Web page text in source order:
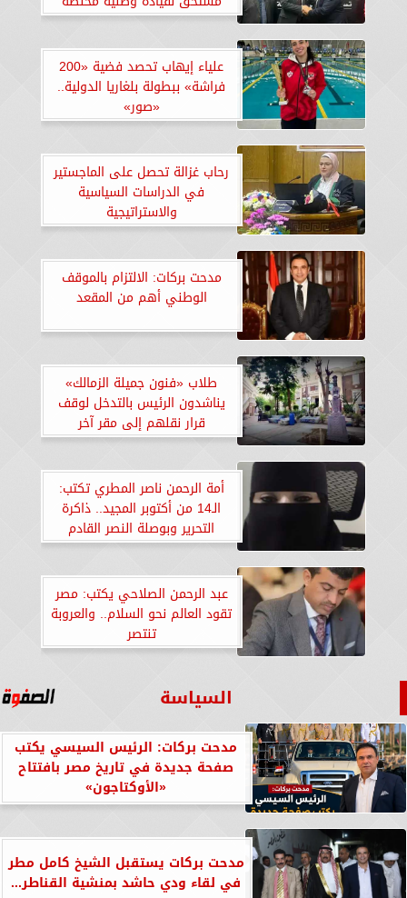
علياء إيهاب تحصد فضية «200
فراشة» ببطولة بلغاريا الدولية..
«صور»
رحاب غزالة تحصل على الماجستير
في الدراسات السياسية
والاستراتيجية
مدحت بركات: الالتزام بالموقف
الوطني أهم من المقعد
طلاب «فنون جميلة الزمالك»
يناشدون الرئيس بالتدخل لوقف
قرار نقلهم إلى مقر آخر
أمة الرحمن ناصر المطري تكتب:
الـ14 من أكتوبر المجيد.. ذاكرة
التحرير وبوصلة النصر القادم
عبد الرحمن الصلاحي يكتب: مصر
تقود العالم نحو السلام.. والعروبة
تنتصر
السياسة
مدحت بركات: الرئيس السيسي يكتب
صفحة جديدة في تاريخ مصر بافتتاح
«الأوكتاجون»
مدحت بركات يستقبل الشيخ كامل مطر
في لقاء ودي حاشد بمنشية القناطر...